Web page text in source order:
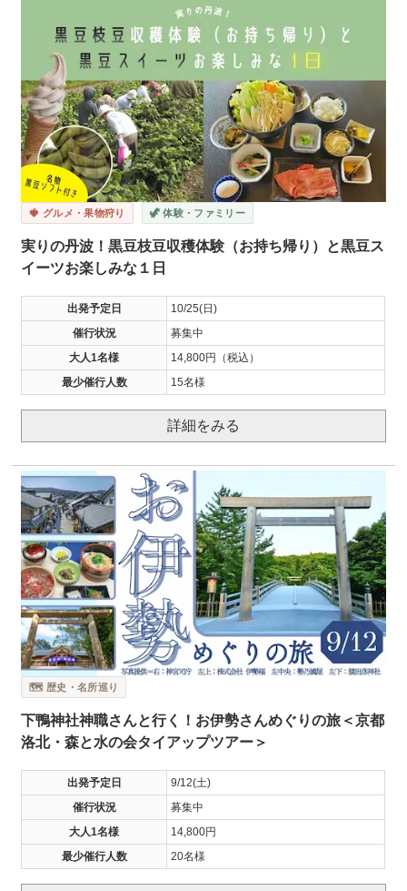
🍓 グルメ・果物狩り 🦖 体験・ファミリー
実りの丹波！黒豆枝豆収穫体験（お持ち帰り）と黒豆ス
イーツお楽しみな１日
出発予定日
10/25(日)
催行状況
募集中
大人1名様
14,800円（税込）
最少催行人数
15名様
詳細をみる
🗺️ 歴史・名所巡り
下鴨神社神職さんと行く！お伊勢さんめぐりの旅＜京都
洛北・森と水の会タイアップツアー＞
出発予定日
9/12(土)
催行状況
募集中
大人1名様
14,800円
最少催行人数
20名様